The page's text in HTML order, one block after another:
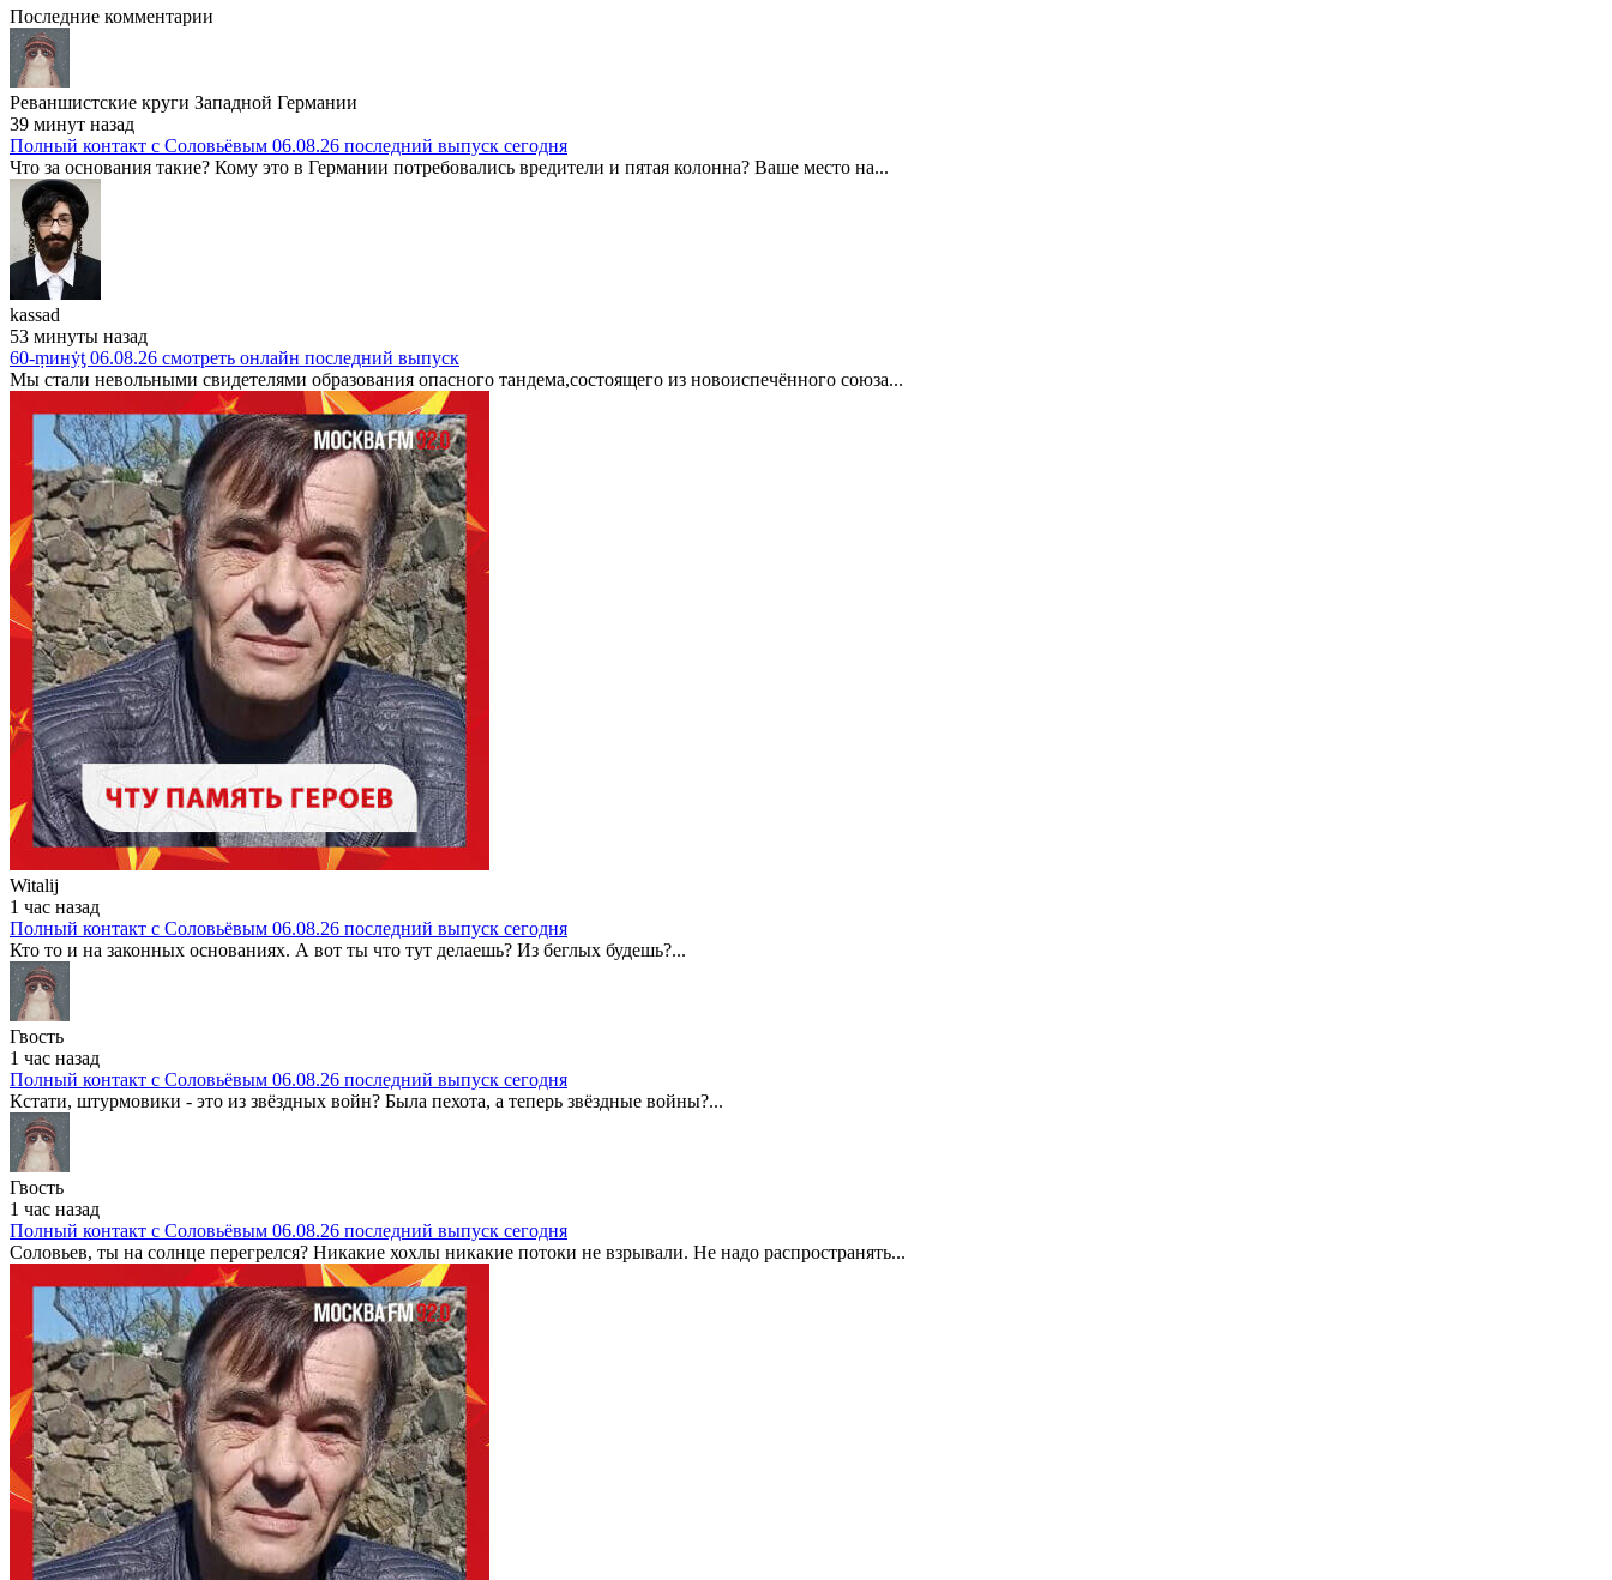
Последние комментарии
Реваншистские круги Западной Германии
39 минут назад
Полный контакт с Соловьёвым 06.08.26 последний выпуск сегодня
Что за основания такие? Кому это в Германии потребовались вредители и пятая колонна? Ваше место на...
kassad
53 минуты назад
60-ṃинẏƫ 06.08.26 смотреть онлайн последний выпуск
Мы стали невольными свидетелями образования опасного тандема,состоящего из новоиспечённого союза...
Witalij
1 час назад
Полный контакт с Соловьёвым 06.08.26 последний выпуск сегодня
Кто то и на законных основаниях. А вот ты что тут делаешь? Из беглых будешь?...
Гвость
1 час назад
Полный контакт с Соловьёвым 06.08.26 последний выпуск сегодня
Кстати, штурмовики - это из звёздных войн? Была пехота, а теперь звёздные войны?...
Гвость
1 час назад
Полный контакт с Соловьёвым 06.08.26 последний выпуск сегодня
Соловьев, ты на солнце перегрелся? Никакие хохлы никакие потоки не взрывали. Не надо распространять...